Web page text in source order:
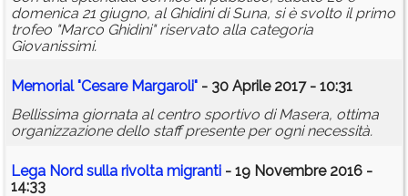
domenica 21 giugno, al Ghidini di Suna, si è svolto il primo
trofeo "Marco Ghidini" riservato alla categoria
Giovanissimi.
Memorial "Cesare Margaroli" - 30 Aprile 2017 - 10:31
Bellissima giornata al centro sportivo di Masera, ottima
organizzazione dello staff presente per ogni necessità.
Lega Nord sulla rivolta migranti - 19 Novembre 2016 -
14:33